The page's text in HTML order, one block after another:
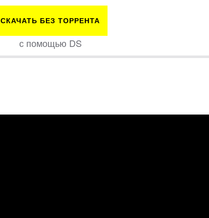
СКАЧАТЬ БЕЗ ТОРРЕНТА
с помощью DS